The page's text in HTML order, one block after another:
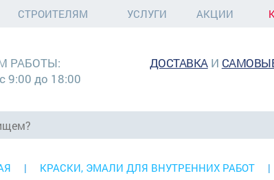
СТРОИТЕЛЯМ УСЛУГИ АКЦИИ
РАБОТЫ:
9:00 до 18:00
ДОСТАВКАИ
КРАСКИ, ЭМАЛИ ДЛЯ ВНУТРЕННИХ РАБОТ